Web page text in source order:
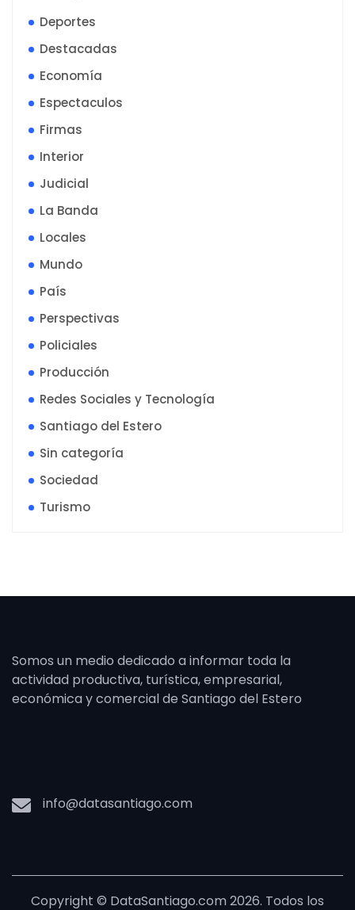
Deportes
Destacadas
Economía
Espectaculos
Firmas
Interior
Judicial
La Banda
Locales
Mundo
País
Perspectivas
Policiales
Producción
Redes Sociales y Tecnología
Santiago del Estero
Sin categoría
Sociedad
Turismo
Somos un medio dedicado a informar toda la
actividad productiva, turística, empresarial,
económica y comercial de Santiago del Estero
info@datasantiago.com
Copyright © DataSantiago.com 2026. Todos los